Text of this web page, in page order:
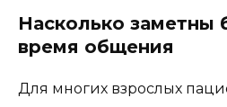
Насколько заметны
время общения
Для многих взрослых